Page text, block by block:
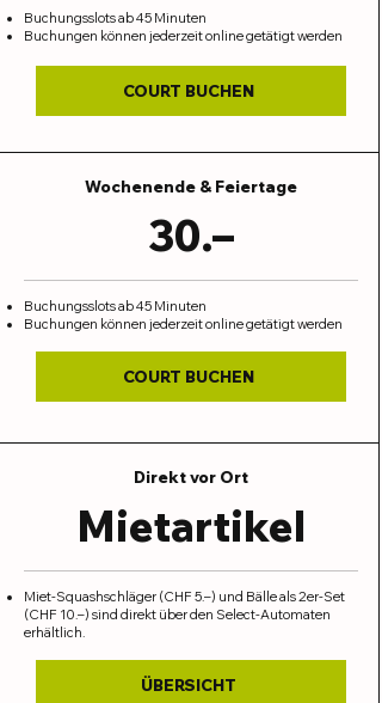
Buchungsslots ab 45 Minuten
Buchungen können jederzeit online getätigt werden
COURT BUCHEN
Wochenende & Feiertage
30.–
Buchungsslots ab 45 Minuten
Buchungen können jederzeit online getätigt werden
COURT BUCHEN
Direkt vor Ort
Mietartikel
Miet-Squashschläger (CHF 5.–) und Bälle als 2er-Set
(CHF 10.–) sind direkt über den Select-Automaten
erhältlich.
ÜBERSICHT